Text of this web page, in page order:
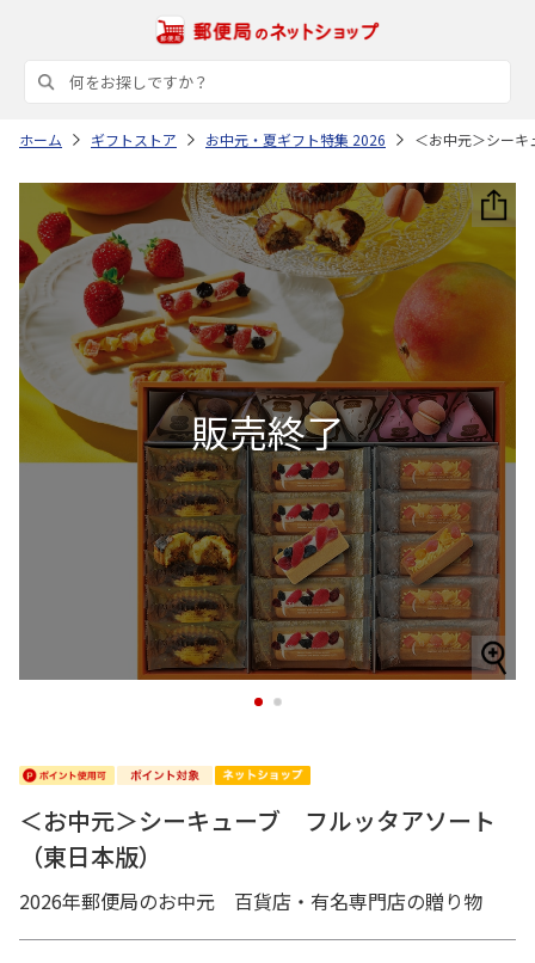
ホーム ギフトストア お中元・夏ギフト特集 2026 ＜お中元＞シー
1 2
＜お中元＞シーキューブ フルッタアソート
（東日本版）
2026年郵便局のお中元 百貨店・有名専門店の贈り物